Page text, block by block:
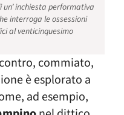
un’ inchiesta performativa
interroga le ossessioni
al venticinquesimo
commiato,
è esplorato a
ad esempio,